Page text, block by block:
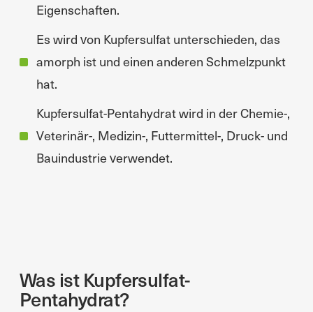
Eigenschaften.
Es wird von Kupfersulfat unterschieden, das
amorph ist und einen anderen Schmelzpunkt
hat.
Kupfersulfat-Pentahydrat wird in der Chemie-,
Veterinär-, Medizin-, Futtermittel-, Druck- und
Bauindustrie verwendet.
Was ist Kupfersulfat-
Pentahydrat?